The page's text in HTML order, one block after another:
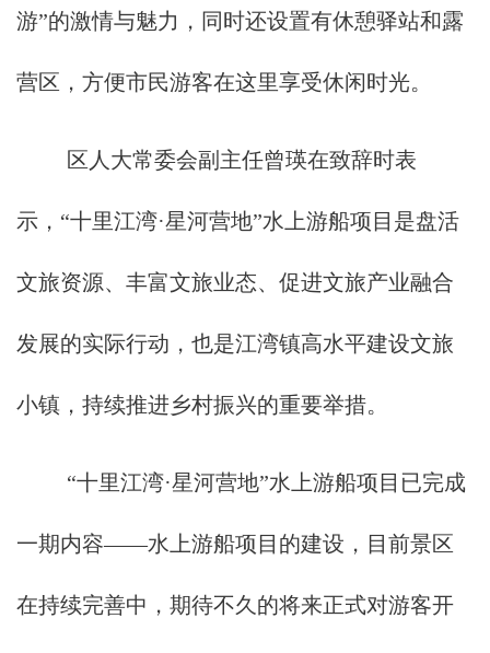
游”的激情与魅力，同时还设置有休憩驿站和露
营区，方便市民游客在这里享受休闲时光。
区人大常委会副主任曾瑛在致辞时表
示，“十里江湾·星河营地”水上游船项目是盘活
文旅资源、丰富文旅业态、促进文旅产业融合
发展的实际行动，也是江湾镇高水平建设文旅
小镇，持续推进乡村振兴的重要举措。
“十里江湾·星河营地”水上游船项目已完成
一期内容——水上游船项目的建设，目前景区
在持续完善中，期待不久的将来正式对游客开